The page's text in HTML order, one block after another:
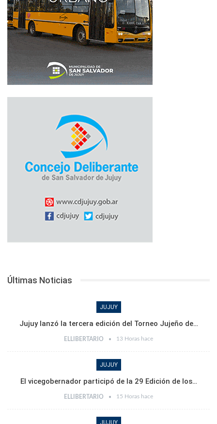
Últimas Noticias
JUJUY
Jujuy lanzó la tercera edición del Torneo Jujeño de…
ELLIBERTARIO 13 Horas hace
JUJUY
El vicegobernador participó de la 29 Edición de los…
ELLIBERTARIO 15 Horas hace
JUJUY